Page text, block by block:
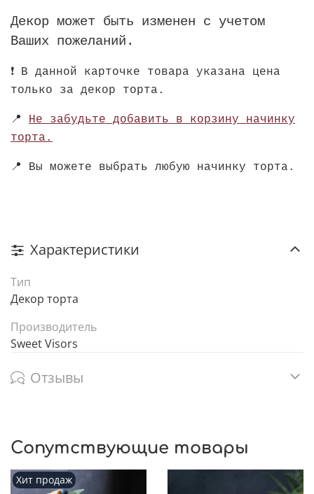
Декор может быть изменен с учетом
Ваших пожеланий.
❗️ В данной карточке товара указана цена
только за декор торта.
📍 Не забудьте добавить в корзину начинку
торта.
📍 Вы можете выбрать любую начинку торта.
Характеристики
Тип
Декор торта
Производитель
Sweet Visors
Отзывы
Сопутствующие товары
Хит продаж